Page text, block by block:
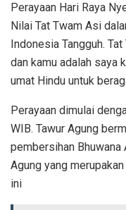
Perayaan Hari Raya
Nilai Tat Twam Asi
Indonesia Tangguh.
dan kamu adalah saya
umat Hindu untuk
Perayaan dimulai
WIB. Tawur Agung
pembersihan Bhuwana
Agung yang
ini